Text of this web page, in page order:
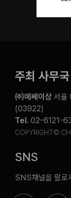
주최 사무국
㈜메쎄이상서울
(03922)
Tel.02-6121-
COPYRIGHT©
SNS
SNS채널을 팔로